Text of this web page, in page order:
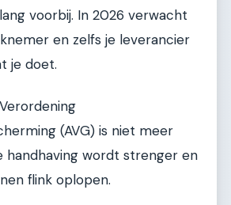
voorbij. In 2026 verwacht
en zelfs je leverancier
je doet.
(AVG) is niet meer
handhaving wordt strenger en
flink oplopen.